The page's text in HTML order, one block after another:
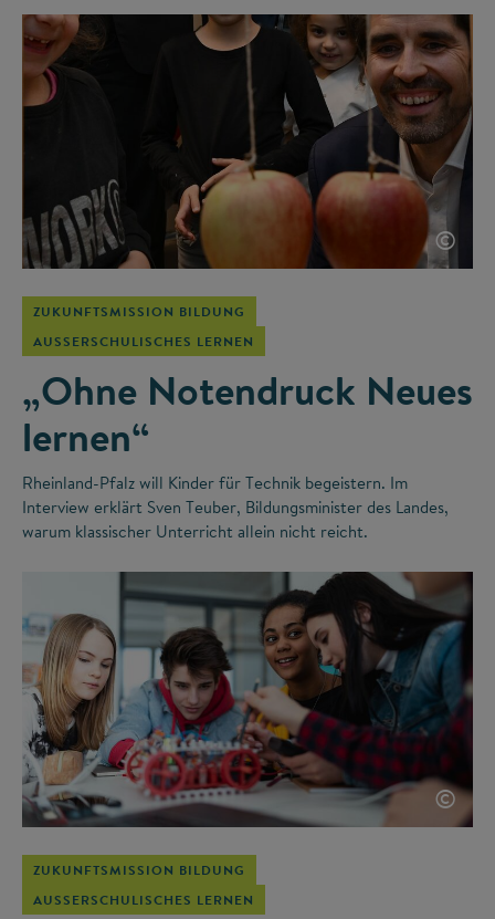
©
ZUKUNFTSMISSION BILDUNG
AUSSERSCHULISCHES LERNEN
„Ohne Notendruck Neues
lernen“
Rheinland-Pfalz will Kinder für Technik begeistern. Im
Interview erklärt Sven Teuber, Bildungsminister des Landes,
warum klassischer Unterricht allein nicht reicht.
©
ZUKUNFTSMISSION BILDUNG
AUSSERSCHULISCHES LERNEN